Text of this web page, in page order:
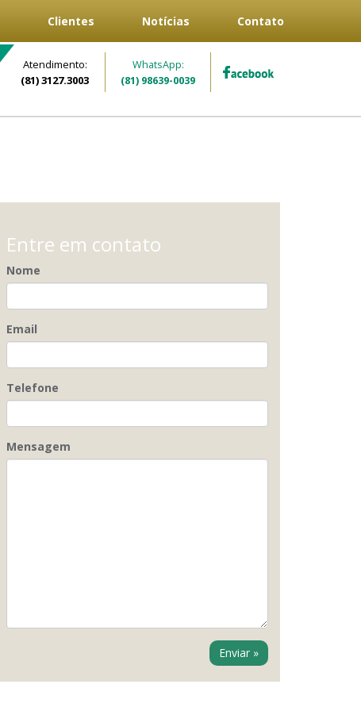
Clientes Notícias Contato
Atendimento:
(81) 3127.3003
WhatsApp:
(81) 98639-0039
Entre em contato
Nome
Email
Telefone
Mensagem